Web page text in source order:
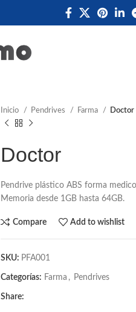
Inicio Pendrives Farma Doctor
Doctor
Pendrive plástico ABS forma
Memoria desde 1GB hasta 64GB.
Compare Add to wishlist
SKU: PFA001
Categorías: Farma , Pendrives
Share: